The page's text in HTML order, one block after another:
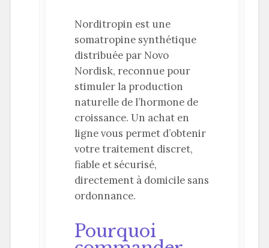
Norditropin est une
somatropine synthétique
distribuée par Novo
Nordisk, reconnue pour
stimuler la production
naturelle de l’hormone de
croissance. Un achat en
ligne vous permet d’obtenir
votre traitement discret,
fiable et sécurisé,
directement à domicile sans
ordonnance.
Pourquoi